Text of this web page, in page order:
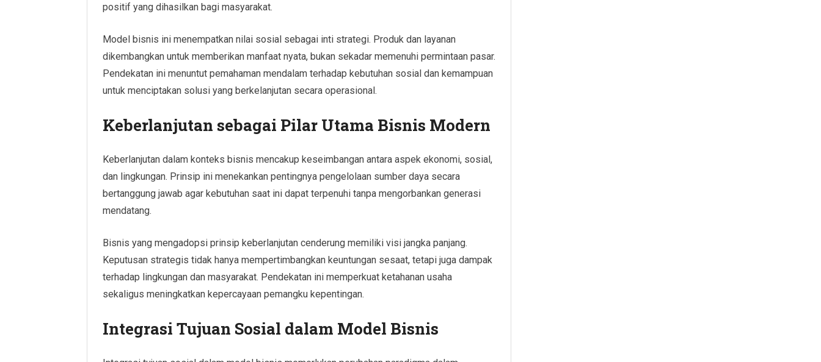
positif yang dihasilkan bagi masyarakat.
Model bisnis ini menempatkan nilai sosial sebagai inti strategi. Produk dan layanan
dikembangkan untuk memberikan manfaat nyata, bukan sekadar memenuhi permintaan pasar.
Pendekatan ini menuntut pemahaman mendalam terhadap kebutuhan sosial dan kemampuan
untuk menciptakan solusi yang berkelanjutan secara operasional.
Keberlanjutan sebagai Pilar Utama Bisnis Modern
Keberlanjutan dalam konteks bisnis mencakup keseimbangan antara aspek ekonomi, sosial,
dan lingkungan. Prinsip ini menekankan pentingnya pengelolaan sumber daya secara
bertanggung jawab agar kebutuhan saat ini dapat terpenuhi tanpa mengorbankan generasi
mendatang.
Bisnis yang mengadopsi prinsip keberlanjutan cenderung memiliki visi jangka panjang.
Keputusan strategis tidak hanya mempertimbangkan keuntungan sesaat, tetapi juga dampak
terhadap lingkungan dan masyarakat. Pendekatan ini memperkuat ketahanan usaha
sekaligus meningkatkan kepercayaan pemangku kepentingan.
Integrasi Tujuan Sosial dalam Model Bisnis